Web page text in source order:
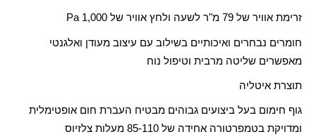
זרימת אוויר של 79 מ"ר לשעה ולחץ אוויר של 1,000 Pa
חומרים נבחרים ואיכותיים בשילוב עם עיצוב מעודן ואלגנטי
מאפשרים שליטה מרבית וטיפול נוח
תוצרת איטליה
גוף חימום בעל ביצועים גבוהים מבטיח העברת חום אופטימלית
ומדויקת בטמפרטורה אחידה של 85-110 מעלות צלזיוס